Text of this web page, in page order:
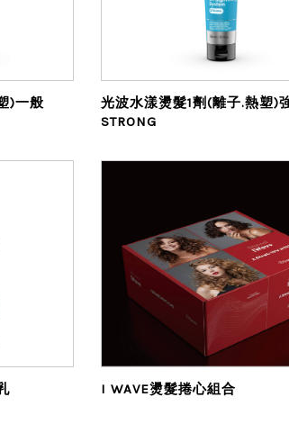
)一般
光波水漾燙髮1劑(離子.熱塑)
STRONG
I WAVE燙髮捲心組合